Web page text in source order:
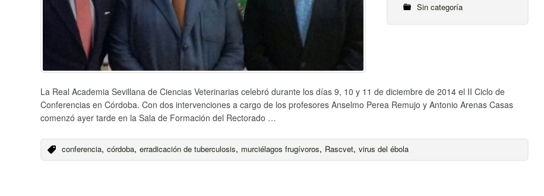
Sin categoría
La Real Academia Sevillana de Ciencias Veterinarias celebró durante los días 9, 10 y 11 de diciembre de 2014 el II Ciclo de
Conferencias en Córdoba. Con dos intervenciones a cargo de los profesores Anselmo Perea Remujo y Antonio Arenas Casas
comenzó ayer tarde en la Sala de Formación del Rectorado …
conferencia, córdoba, erradicación de tuberculosis, murciélagos frugívoros, Rascvet, virus del ébola